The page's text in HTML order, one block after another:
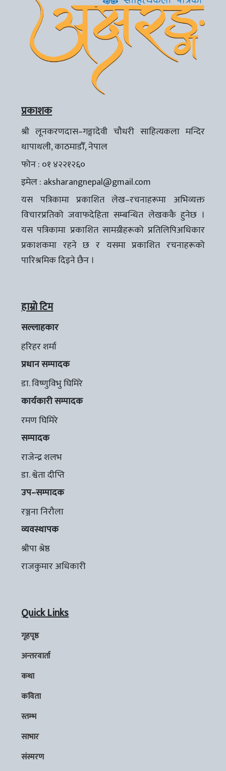
प्रकाशक
श्री लूनकरणदास–गङ्गादेवी चौधरी साहित्यकला मन्दिर
थापाथली, काठमाडौँ, नेपाल
फोन : ०१ ४२२१२६०
इमेल : aksharangnepal@gmail.com
यस पत्रिकामा प्रकाशित लेख–रचनाहरूमा अभिव्यक्त
विचारप्रतिको जवाफदेहिता सम्बन्धित लेखककै हुनेछ ।
यस पत्रिकामा प्रकाशित सामग्रीहरूको प्रतिलिपिअधिकार
प्रकाशकमा रहने छ र यसमा प्रकाशित रचनाहरूको
पारिश्रमिक दिइने छैन ।
हाम्रो टिम
सल्लाहकार
हरिहर शर्मा
प्रधान सम्पादक
डा. विष्णुविभु घिमिरे
कार्यकारी सम्पादक
रमण घिमिरे
सम्पादक
राजेन्द्र शलभ
डा. श्वेता दीप्ति
उप–सम्पादक
रञ्जना निरौला
व्यवस्थापक
श्रीपा श्रेष्ठ
राजकुमार अधिकारी
Quick Links
गृहपृष्ठ
अन्तरवार्ता
कथा
कविता
स्तम्भ
साभार
संस्मरण